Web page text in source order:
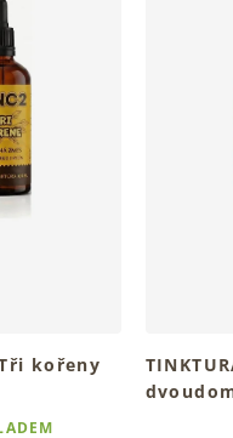
kořeny